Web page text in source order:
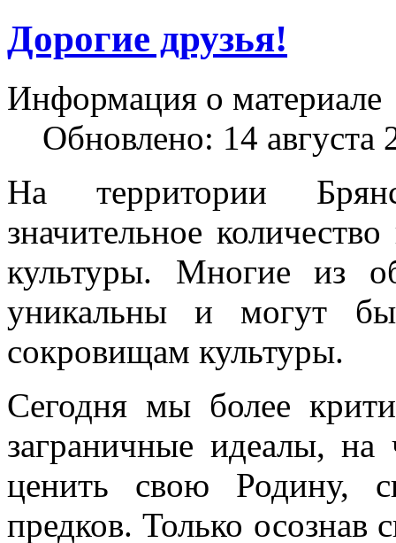
Дорогие друзья!
Информация о материале
Обновлено: 14 августа
На территории
значительное
культуры. Многие из
уникальны и могут
сокровищам культуры.
Сегодня мы более
заграничные идеалы, на
ценить свою Родину,
предков. Только осознав